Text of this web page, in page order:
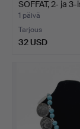
SOFFAT, 2- ja
1 päivä
Tarjous
32 USD